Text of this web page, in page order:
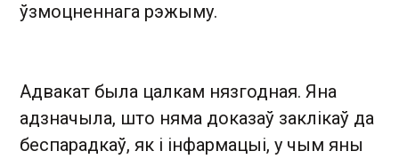
ўзмоцненнага рэжыму.
Адвакат была цалкам нязгодная. Яна
адзначыла, што няма доказаў заклікаў да
беспарадкаў, як і інфармацыі, у чым яны